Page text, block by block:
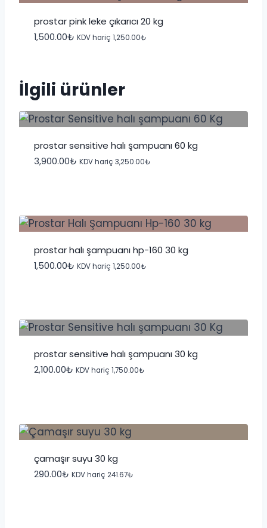
prostar pink leke çıkarıcı 20 kg
1,500.00₺ KDV hariç 1,250.00₺
İlgili ürünler
prostar sensitive halı şampuanı 60 kg
3,900.00₺ KDV hariç 3,250.00₺
prostar halı şampuanı hp-160 30 kg
1,500.00₺ KDV hariç 1,250.00₺
prostar sensitive halı şampuanı 30 kg
2,100.00₺ KDV hariç 1,750.00₺
çamaşır suyu 30 kg
290.00₺ KDV hariç 241.67₺